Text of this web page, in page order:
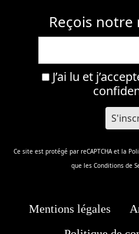
Reçois
J’ai lu et
Ce site est protégé par reCAPTCHA et la
que les Conditions de
Mentions légales